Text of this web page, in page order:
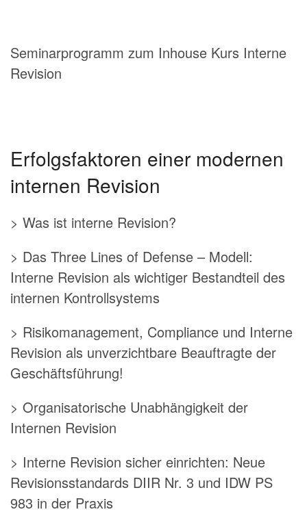
Seminarprogramm zum Inhouse Kurs Interne
Revision
Erfolgsfaktoren einer modernen
internen Revision
> Was ist interne Revision?
> Das Three Lines of Defense – Modell:
Interne Revision als wichtiger Bestandteil des
internen Kontrollsystems
> Risikomanagement, Compliance und Interne
Revision als unverzichtbare Beauftragte der
Geschäftsführung!
> Organisatorische Unabhängigkeit der
Internen Revision
> Interne Revision sicher einrichten: Neue
Revisionsstandards DIIR Nr. 3 und IDW PS
983 in der Praxis